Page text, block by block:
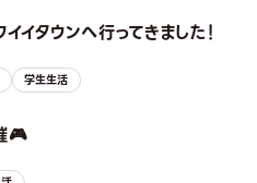
イタウンへ行ってきました！
学生生活
🎮